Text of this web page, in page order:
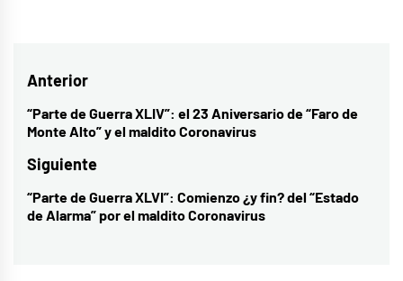
Navegación
de
entradas
Anterior
Entrada
anterior:
“Parte de Guerra XLIV”: el 23 Aniversario de “Faro de
Monte Alto” y el maldito Coronavirus
Siguiente
Entrada
siguiente:
“Parte de Guerra XLVI”: Comienzo ¿y fin? del “Estado
de Alarma” por el maldito Coronavirus